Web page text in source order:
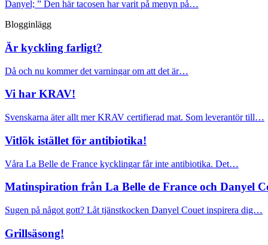
Danyel; ” Den här tacosen har varit på menyn på…
Blogginlägg
Är kyckling farligt?
Då och nu kommer det varningar om att det är…
Vi har KRAV!
Svenskarna äter allt mer KRAV certifierad mat. Som leverantör till…
Vitlök istället för antibiotika!
Våra La Belle de France kycklingar får inte antibiotika. Det…
Matinspiration från La Belle de France och Danyel
Sugen på något gott? Låt tjänstkocken Danyel Couet inspirera dig…
Grillsäsong!